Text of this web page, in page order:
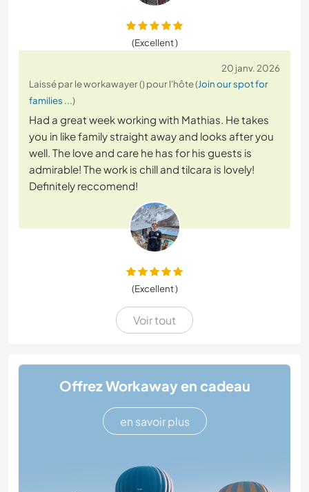
(Excellent )
20 janv. 2026
Laissé par le workawayer () pour l'hôte (Join our spot for
families ...)
Had a great week working with Mathias. He takes
you in like family straight away and looks after you
well. The love and care he has for his guests is
admirable! The work is chill and tilcara is lovely!
Definitely reccomend!
(Excellent )
Voir tout
Offrez Workaway en cadeau
en savoir plus